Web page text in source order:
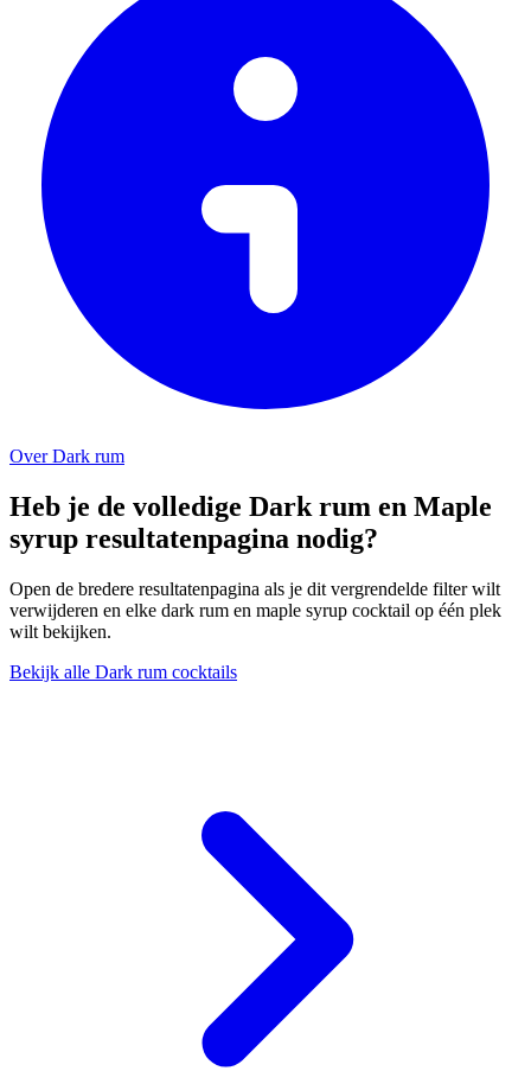
Over Dark rum
Heb je de volledige Dark rum en Maple
syrup resultatenpagina nodig?
Open de bredere resultatenpagina als je dit vergrendelde filter wilt
verwijderen en elke dark rum en maple syrup cocktail op één plek
wilt bekijken.
Bekijk alle Dark rum cocktails